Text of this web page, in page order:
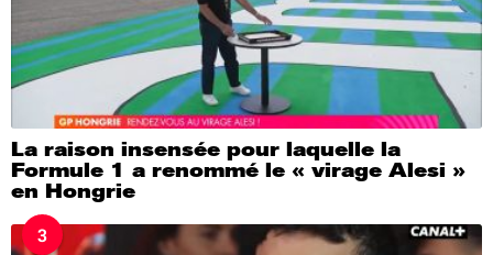
La raison insensée pour laquelle la
Formule 1 a renommé le « virage Alesi »
en Hongrie
3